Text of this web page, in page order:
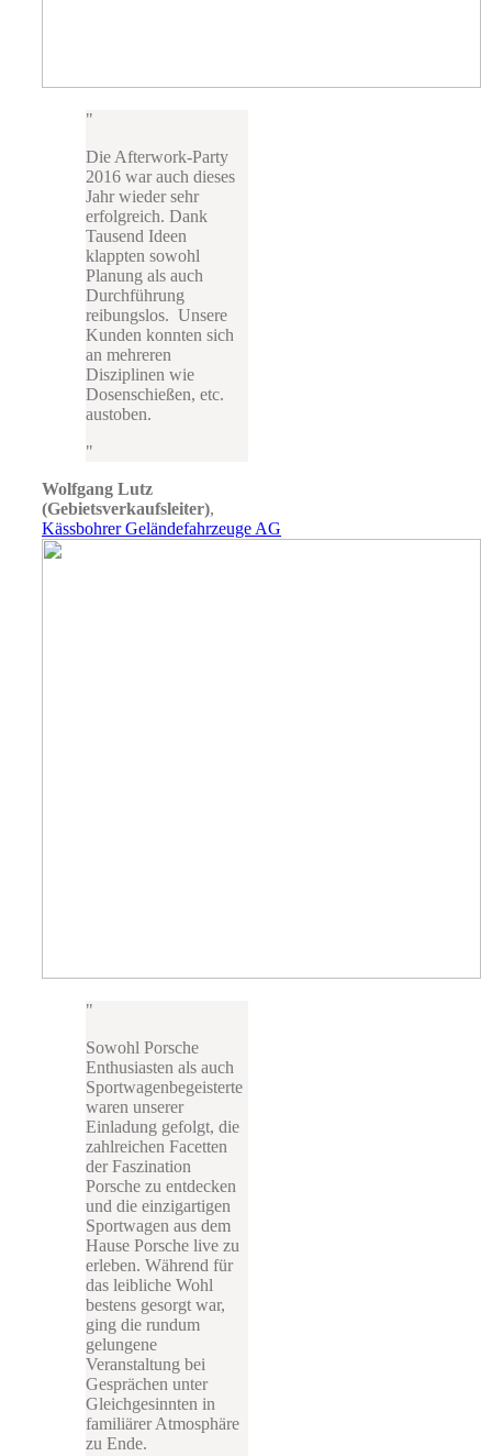
Die Afterwork-Party
2016 war auch dieses
Jahr wieder sehr
erfolgreich. Dank
Tausend Ideen
klappten sowohl
Planung als auch
Durchführung
reibungslos. Unsere
Kunden konnten sich
an mehreren
Disziplinen wie
Dosenschießen, etc.
austoben.
Wolfgang Lutz
(Gebietsverkaufsleiter),
Kässbohrer Geländefahrzeuge AG
Sowohl Porsche
Enthusiasten als auch
Sportwagenbegeisterte
waren unserer
Einladung gefolgt, die
zahlreichen Facetten
der Faszination
Porsche zu entdecken
und die einzigartigen
Sportwagen aus dem
Hause Porsche live zu
erleben. Während für
das leibliche Wohl
bestens gesorgt war,
ging die rundum
gelungene
Veranstaltung bei
Gesprächen unter
Gleichgesinnten in
familiärer Atmosphäre
zu Ende.